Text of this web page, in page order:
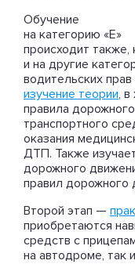
Обучение
на категорию «Е»
происходит также,
и на другие
водительских
изучение теории, в
правила
транспортного
оказания
ДТП. Также
дорожного
правил дорожного
Второй этап —
приобретаются
средств с
на автодроме, так